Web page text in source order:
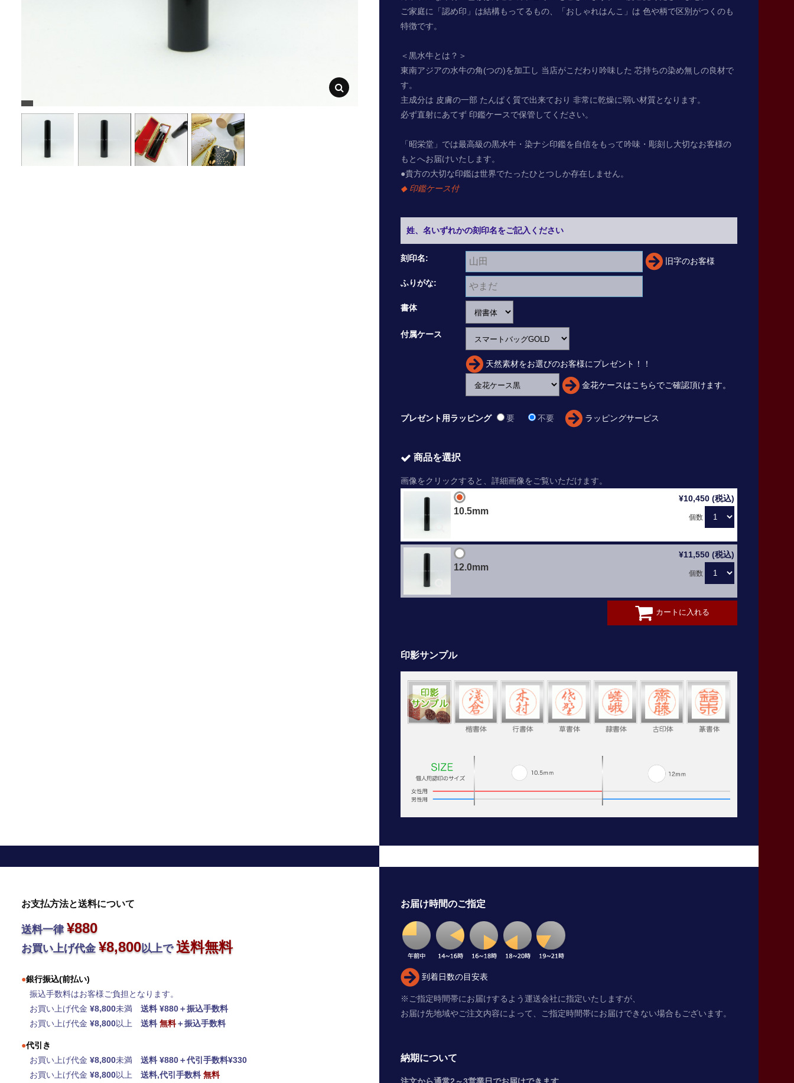
ご家庭に「認め印」は結構もってるもの、「おしゃれはんこ」は 色や柄で区別がつくのも
特徴です。
＜黒水牛とは？＞
東南アジアの水牛の角(つの)を加工し 当店がこだわり吟味した 芯持ちの染め無しの良材で
す。
主成分は 皮膚の一部 たんぱく質で出来ており 非常に乾燥に弱い材質となります。
必ず直射にあてず 印鑑ケースで保管してください。
「昭栄堂」では最高級の黒水牛・染ナシ印鑑を自信をもって吟味・彫刻し大切なお客様の
もとへお届けいたします。
●貴方の大切な印鑑は世界でたったひとつしか存在しません。
◆ 印鑑ケース付
姓、名いずれかの刻印名をご記入ください
刻印名: 旧字のお客様
ふりがな:
書体
付属ケース
天然素材をお選びのお客様にプレゼント！！
金花ケースはこちらでご確認頂けます。
プレゼント用ラッピング 要 不要 ラッピングサービス
商品を選択
画像をクリックすると、詳細画像をご覧いただけます。
10.5mm
¥10,450 (税込)
個数
12.0mm
¥11,550 (税込)
個数
カートに入れる
印影サンプル
お支払方法と送料について
送料一律 ¥880
お買い上げ代金 ¥8,800以上で 送料無料
●銀行振込(前払い)
振込手数料はお客様ご負担となります。
お買い上げ代金 ¥8,800未満 送料 ¥880＋振込手数料
お買い上げ代金 ¥8,800以上 送料 無料＋振込手数料
●代引き
お買い上げ代金 ¥8,800未満 送料 ¥880＋代引手数料¥330
お買い上げ代金 ¥8,800以上 送料,代引手数料 無料
お届け時間のご指定
到着日数の目安表
※ご指定時間帯にお届けするよう運送会社に指定いたしますが、
お届け先地域やご注文内容によって、ご指定時間帯にお届けできない場合もございます。
納期について